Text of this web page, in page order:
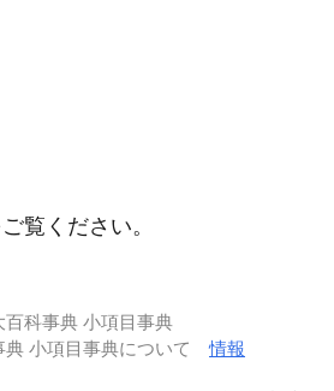
覧ください。
百科事典 小項目事典
典 小項目事典について情報